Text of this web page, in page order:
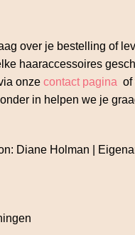
over je bestelling of
haaraccessoires
onze contact pagina of
in helpen we je
Diane Holman |